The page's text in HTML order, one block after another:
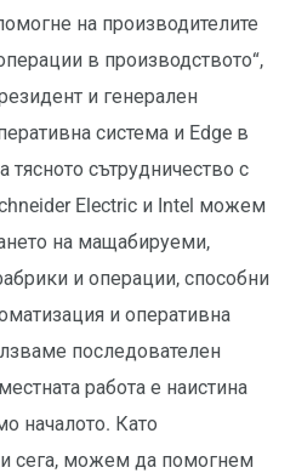
на производителите
в производството“,
и генерален
система и Edge в
тясното сътрудничество с
Electric и Intel можем
на мащабируеми,
и операции, способни
и оперативна
последователен
работа е наистина
началото. Като
сега, можем да помогнем